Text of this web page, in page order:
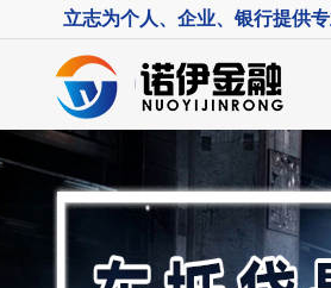
立志为个人、企业、银行提供